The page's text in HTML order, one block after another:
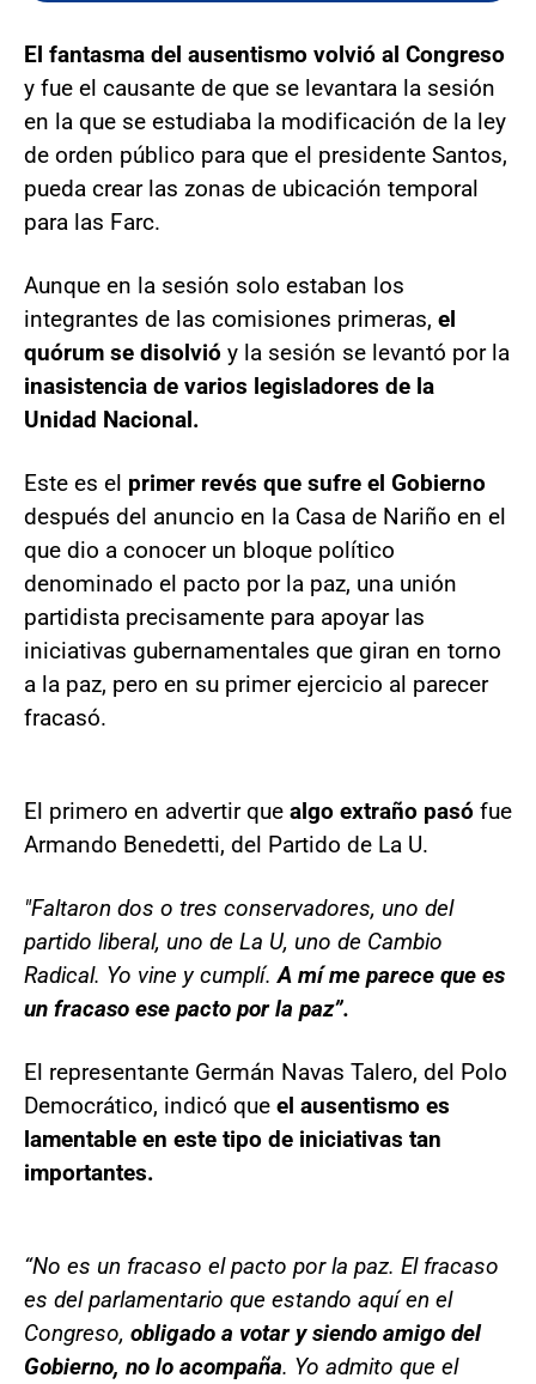
El fantasma del ausentismo volvió al Congreso
y fue el causante de que se levantara la sesión
en la que se estudiaba la modificación de la ley
de orden público para que el presidente Santos,
pueda crear las zonas de ubicación temporal
para las Farc.
Aunque en la sesión solo estaban los
integrantes de las comisiones primeras, el
quórum se disolvió y la sesión se levantó por la
inasistencia de varios legisladores de la
Unidad Nacional.
Este es el primer revés que sufre el Gobierno
después del anuncio en la Casa de Nariño en el
que dio a conocer un bloque político
denominado el pacto por la paz, una unión
partidista precisamente para apoyar las
iniciativas gubernamentales que giran en torno
a la paz, pero en su primer ejercicio al parecer
fracasó.
El primero en advertir que algo extraño pasó fue
Armando Benedetti, del Partido de La U.
"Faltaron dos o tres conservadores, uno del
partido liberal, uno de La U, uno de Cambio
Radical. Yo vine y cumplí. A mí me parece que es
un fracaso ese pacto por la paz”.
El representante Germán Navas Talero, del Polo
Democrático, indicó que el ausentismo es
lamentable en este tipo de iniciativas tan
importantes.
“No es un fracaso el pacto por la paz. El fracaso
es del parlamentario que estando aquí en el
Congreso, obligado a votar y siendo amigo del
Gobierno, no lo acompaña. Yo admito que el